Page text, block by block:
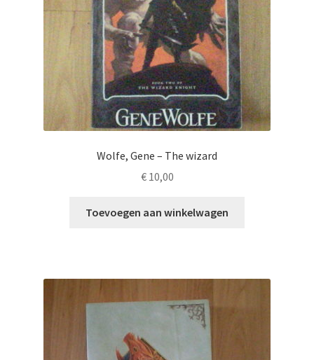
Wolfe, Gene – The wizard
€10,00
Toevoegen aan winkelwagen